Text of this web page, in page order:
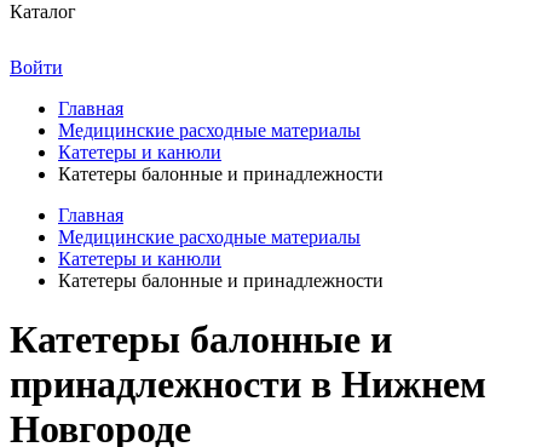
Каталог
Войти
Главная
Медицинские расходные материалы
Катетеры и канюли
Катетеры балонные и принадлежности
Главная
Медицинские расходные материалы
Катетеры и канюли
Катетеры балонные и принадлежности
Катетеры балонные и
принадлежности в Нижнем
Новгороде